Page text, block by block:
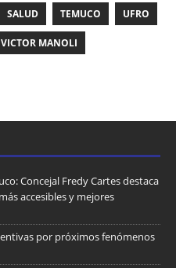
SALUD TEMUCO UFRO
VICTOR MANOLI
Concejal Fredy Cartes destaca
accesibles y mejores
por próximos fenómenos